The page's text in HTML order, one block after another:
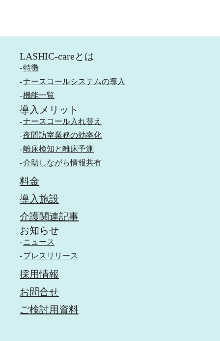
LASHIC-careとは
特徴
ナースコールシステムの導入
機能一覧
導入メリット
ナースコール入れ替え
夜間訪室業務の効率化
離床検知と離床予測
介助しながら情報共有
料金
導入施設
介護関連記事
お知らせ
ニュース
プレスリリース
採用情報
お問合せ
ご検討用資料